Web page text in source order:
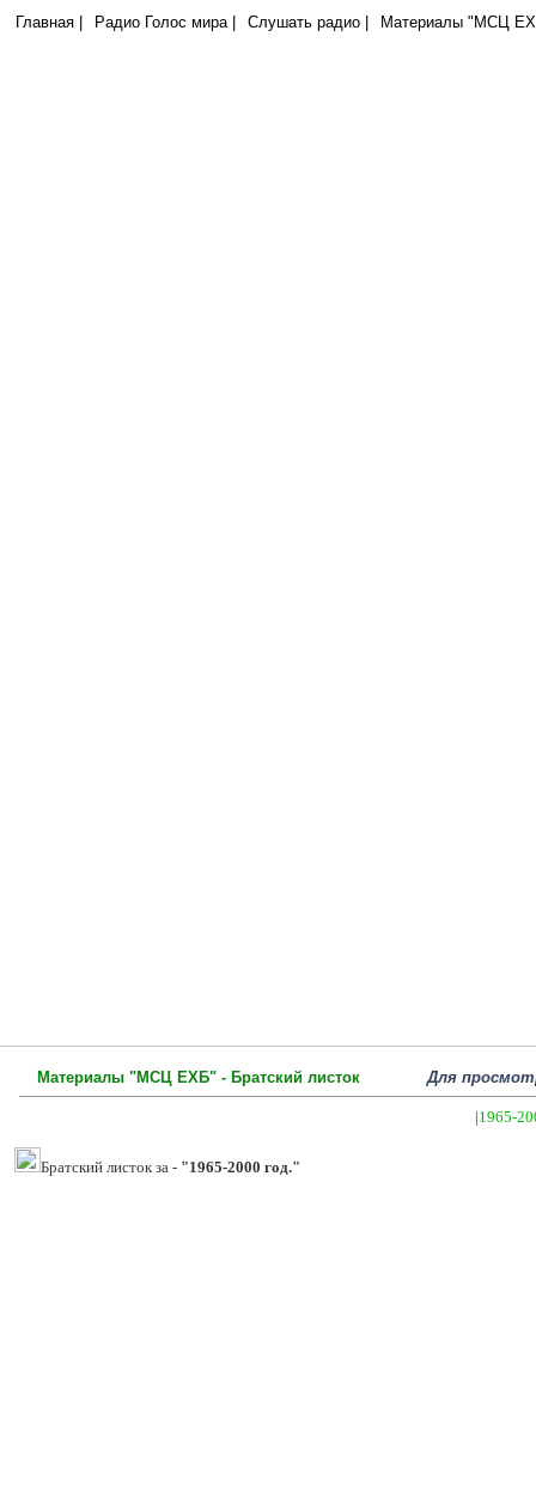
Главная | Радио Голос мира | Слушать радио | Материалы "МСЦ
Материалы "МСЦ ЕХБ" - Братский листок Для просмотра
|1965-
Братский листок за - "1965-2000 год."